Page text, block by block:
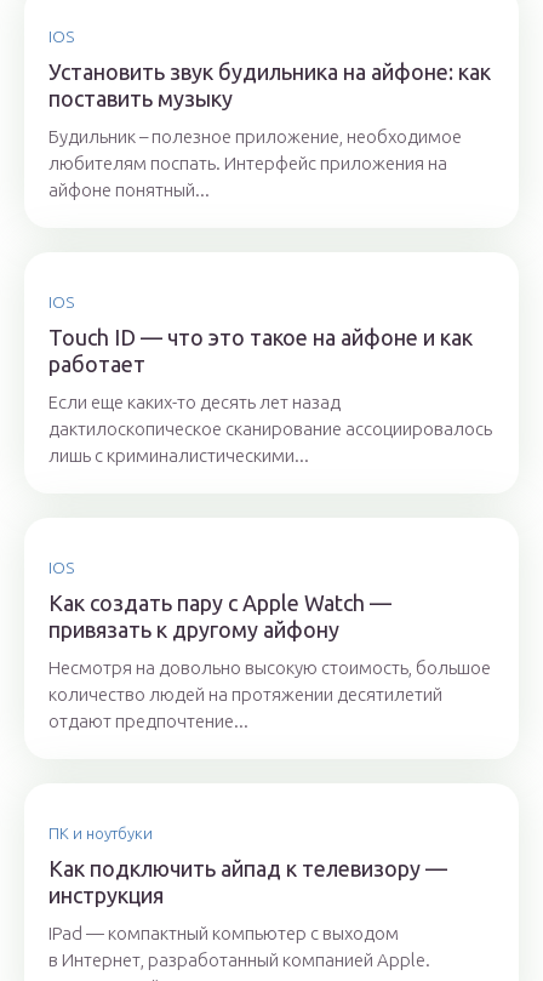
IOS
Установить звук будильника на айфоне: как
поставить музыку
Будильник – полезное приложение, необходимое
любителям поспать. Интерфейс приложения на
айфоне понятный...
IOS
Touch ID — что это такое на айфоне и как
работает
Если еще каких-то десять лет назад
дактилоскопическое сканирование ассоциировалось
лишь с криминалистическими...
IOS
Как создать пару с Apple Watch —
привязать к другому айфону
Несмотря на довольно высокую стоимость, большое
количество людей на протяжении десятилетий
отдают предпочтение...
ПК и ноутбуки
Как подключить айпад к телевизору —
инструкция
IPad — компактный компьютер с выходом
в Интернет, разработанный компанией Apple.